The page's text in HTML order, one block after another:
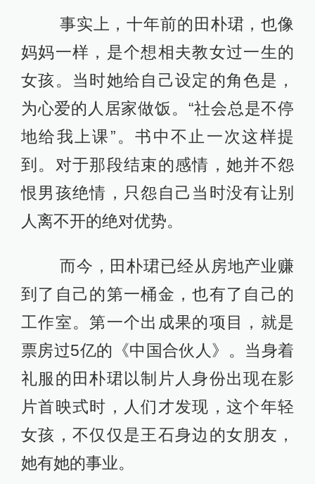
事实上，十年前的田朴珺，也像
妈妈一样，是个想相夫教女过一生的
女孩。当时她给自己设定的角色是，
为心爱的人居家做饭。“社会总是不停
地给我上课”。书中不止一次这样提
到。对于那段结束的感情，她并不怨
恨男孩绝情，只怨自己当时没有让别
人离不开的绝对优势。
而今，田朴珺已经从房地产业赚
到了自己的第一桶金，也有了自己的
工作室。第一个出成果的项目，就是
票房过5亿的《中国合伙人》。当身着
礼服的田朴珺以制片人身份出现在影
片首映式时，人们才发现，这个年轻
女孩，不仅仅是王石身边的女朋友，
她有她的事业。